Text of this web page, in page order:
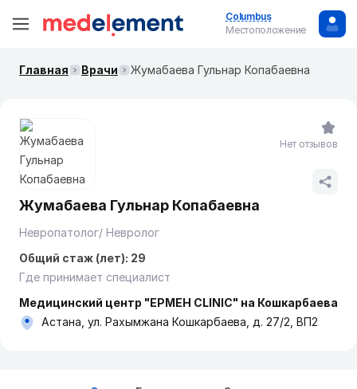
Columbus
Местоположение
Главная Врачи Жумабаева Гульнар Копабаевна
Жумабаева Гульнар Копабаевна
Невропатолог/ Невролог
Общий стаж (лет): 29
Где принимает специалист
Медицинский центр "ЕРМЕН CLINIC" на Кошкарбаева
Астана, ул. Рахымжана Кошкарбаева, д. 27/2, ВП2
Нет отзывов